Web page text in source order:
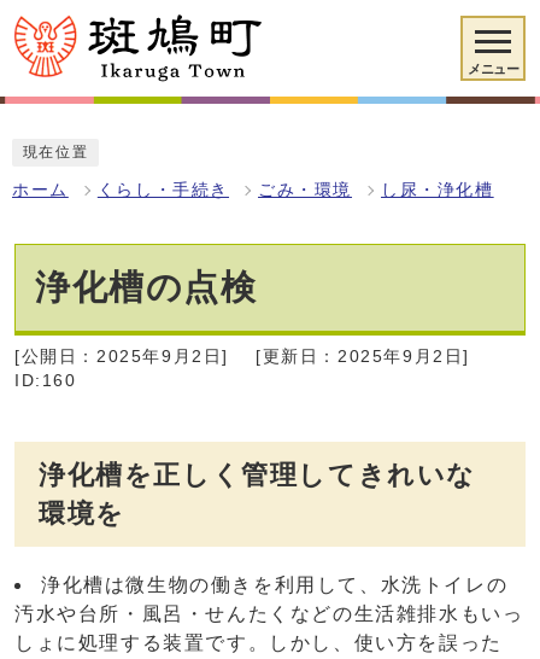
メニュー
現在位置
ホーム くらし・手続き ごみ・環境 し尿・浄化槽
浄化槽の点検
[公開日：2025年9月2日]
[更新日：2025年9月2日]
ID:160
浄化槽を正しく管理してきれいな
環境を
浄化槽は微生物の働きを利用して、水洗トイレの
汚水や台所・風呂・せんたくなどの生活雑排水もいっ
しょに処理する装置です。しかし、使い方を誤った